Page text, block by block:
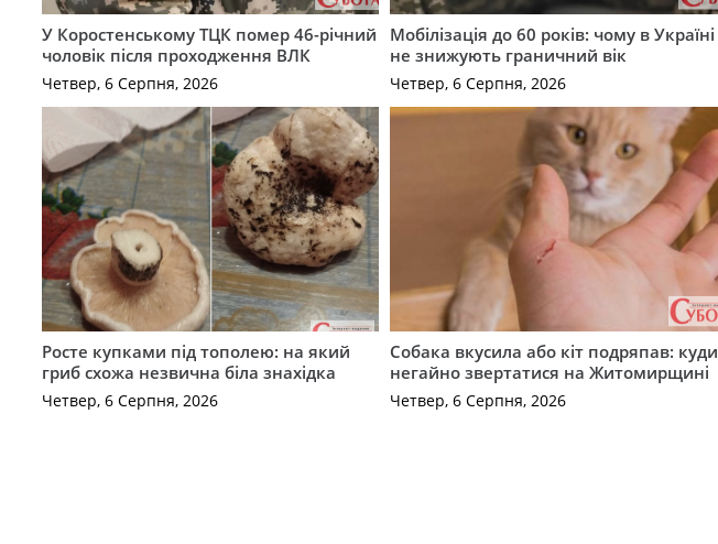
У Коростенському ТЦК помер 46-річний
чоловік після проходження ВЛК
Четвер, 6 Серпня, 2026
Мобілізація до 60 років: чому в Україні
не знижують граничний вік
Четвер, 6 Серпня, 2026
Росте купками під тополею: на який
гриб схожа незвична біла знахідка
Четвер, 6 Серпня, 2026
Собака вкусила або кіт подряпав: куди
негайно звертатися на Житомирщині
Четвер, 6 Серпня, 2026